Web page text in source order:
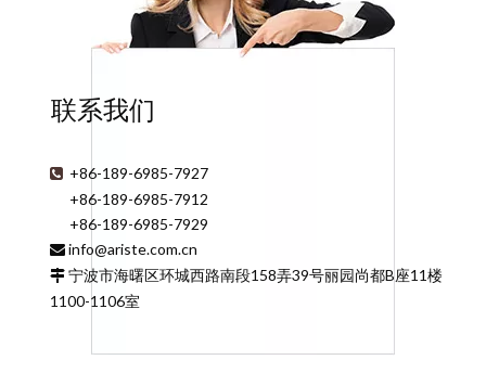
联系我们
 +86-189-6985-7927
+86-189-6985-7912
+86-189-6985-7929
 info@ariste.com.cn
 宁波市海曙区环城西路南段158弄39号丽园尚都B座11楼
1100-1106室